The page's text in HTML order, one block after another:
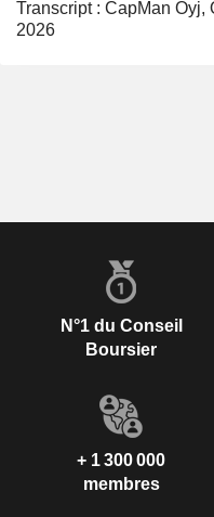
Transcript : CapMan Oyj,
2026
N°1 du Conseil
Boursier
+ 1 300 000
membres